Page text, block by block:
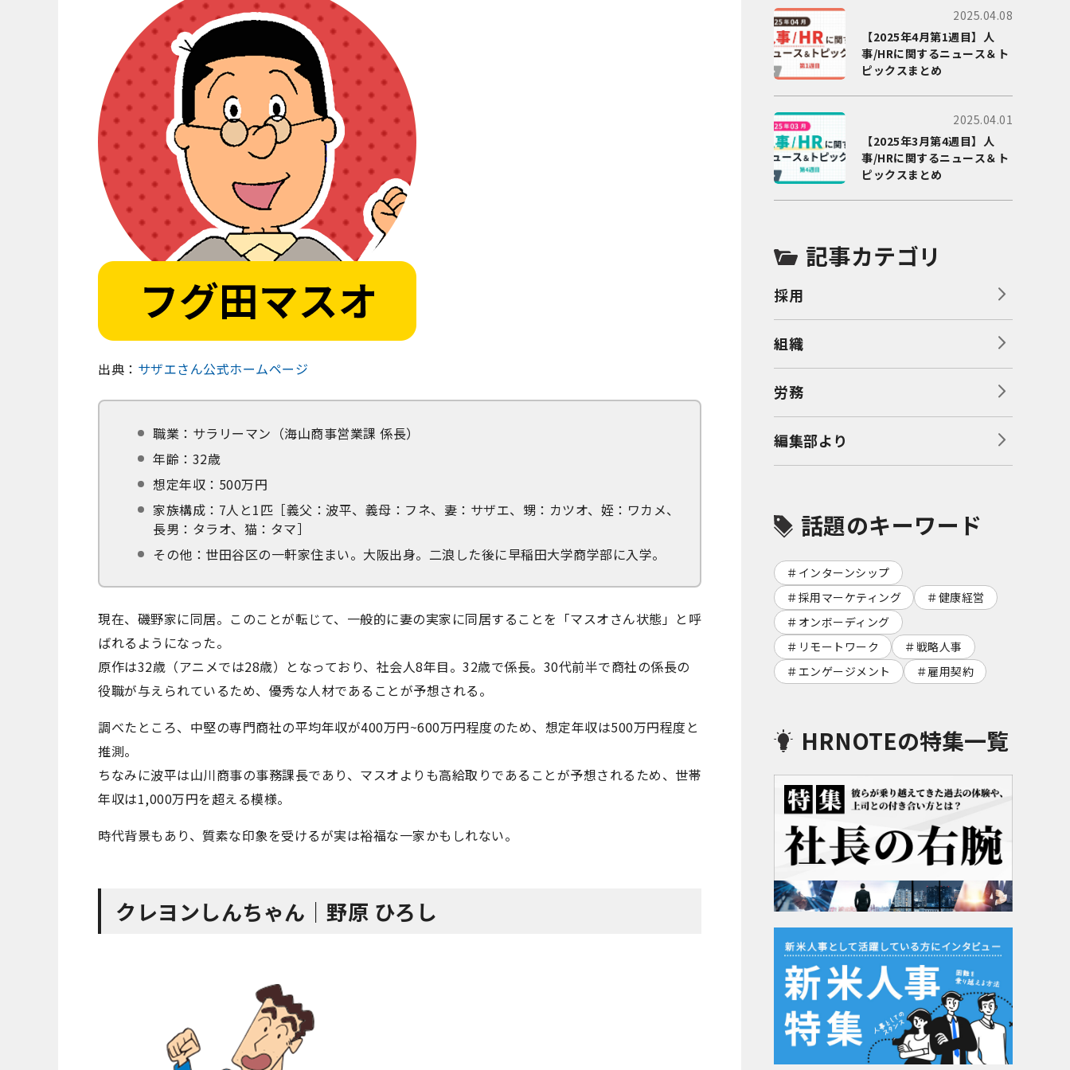
出典： サザエさん公式ホームページ
職業：サラリーマン（海山商事営業課 係長）
年齢：32歳
想定年収：500万円
家族構成：7人と1匹［義父：波平、義母：フネ、妻：サザエ、甥：カツオ、姪：ワカメ、
長男：タラオ、猫：タマ］
その他：世田谷区の一軒家住まい。大阪出身。二浪した後に早稲田大学商学部に入学。
現在、磯野家に同居。このことが転じて、一般的に妻の実家に同居することを「マスオさん状態」と呼
ばれるようになった。
原作は32歳（アニメでは28歳）となっており、社会人8年目。32歳で係長。30代前半で商社の係長の
役職が与えられているため、優秀な人材であることが予想される。
調べたところ、中堅の専門商社の平均年収が400万円~600万円程度のため、想定年収は500万円程度と
推測。
ちなみに波平は山川商事の事務課長であり、マスオよりも高給取りであることが予想されるため、世帯
年収は1,000万円を超える模様。
時代背景もあり、質素な印象を受けるが実は裕福な一家かもしれない。
クレヨンしんちゃん｜野原 ひろし
2025.04.08
【2025年4月第1週目】人
事/HRに関するニュース＆ト
ピックスまとめ
2025.04.01
【2025年3月第4週目】人
事/HRに関するニュース＆ト
ピックスまとめ
記事カテゴリ
採用
組織
労務
編集部より
話題のキーワード
インターンシップ
採用マーケティング
健康経営
オンボーディング
リモートワーク
戦略人事
エンゲージメント
雇用契約
HRNOTEの特集一覧